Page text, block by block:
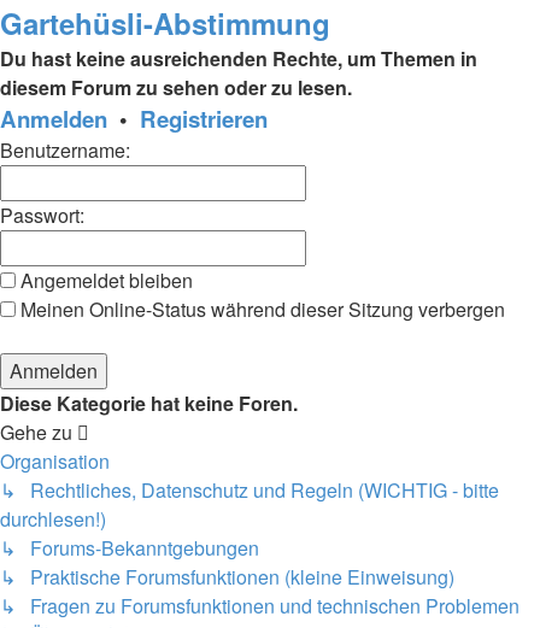
Gartehüsli-Abstimmung
Du hast keine ausreichenden Rechte, um Themen in
diesem Forum zu sehen oder zu lesen.
Anmelden • Registrieren
Benutzername:
Passwort:
Angemeldet bleiben
Meinen Online-Status während dieser Sitzung verbergen
Diese Kategorie hat keine Foren.
Gehe zu
Organisation
↳ Rechtliches, Datenschutz und Regeln (WICHTIG - bitte
durchlesen!)
↳ Forums-Bekanntgebungen
↳ Praktische Forumsfunktionen (kleine Einweisung)
↳ Fragen zu Forumsfunktionen und technischen Problemen